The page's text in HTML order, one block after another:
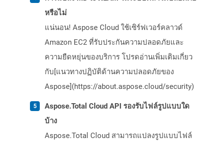
หรือไม่
แน่นอน! Aspose Cloud ใช้เซิร์ฟเวอร์คลาวด์
Amazon EC2 ที่รับประกันความปลอดภัยและ
ความยืดหยุ่นของบริการ โปรดอ่านเพิ่มเติมเกี่ยว
กับ[แนวทางปฏิบัติด้านความปลอดภัยของ
Aspose](https://about.aspose.cloud/security)
Aspose.Total Cloud API รองรับไฟล์รูปแบบใด
บ้าง
Aspose.Total Cloud สามารถแปลงรูปแบบไฟล์